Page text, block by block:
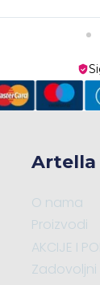
Artella
O nama
Proizvodi
AKCIJE I
Zadovoljni